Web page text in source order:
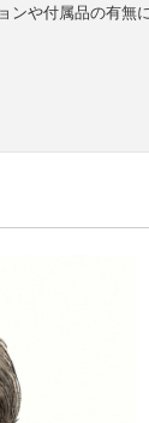
や付属品の有無